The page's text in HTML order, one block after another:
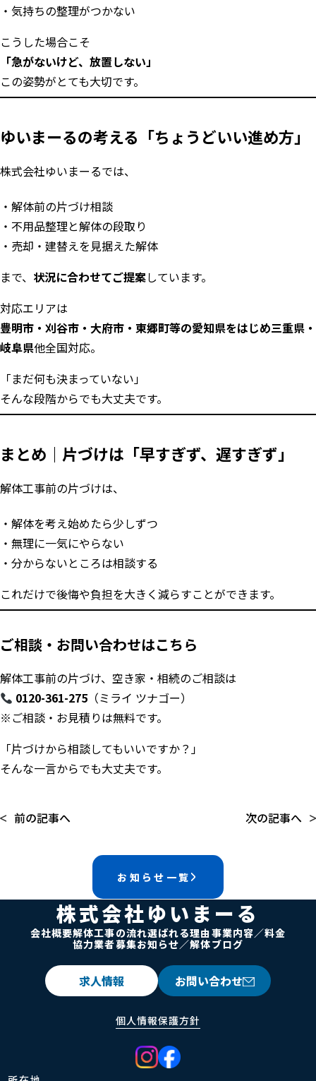
気持ちの整理がつかない
こうした場合こそ
「急がないけど、放置しない」
この姿勢がとても大切です。
ゆいまーるの考える「ちょうどいい進め方」
株式会社ゆいまーるでは、
解体前の片づけ相談
不用品整理と解体の段取り
売却・建替えを見据えた解体
まで、 状況に合わせてご提案しています。
対応エリアは
豊明市・刈谷市・大府市・東郷町等の愛知県をはじめ三重県・
岐阜県他全国対応。
「まだ何も決まっていない」
そんな段階からでも大丈夫です。
まとめ｜片づけは「早すぎず、遅すぎず」
解体工事前の片づけは、
解体を考え始めたら少しずつ
無理に一気にやらない
分からないところは相談する
これだけで後悔や負担を大きく減らすことができます。
ご相談・お問い合わせはこちら
解体工事前の片づけ、空き家・相続のご相談は
0120-361-275 （ミライ ツナゴー）
※ご相談・お見積りは無料です。
「片づけから相談してもいいですか？」
そんな一言からでも大丈夫です。
前の記事へ 次の記事へ
お知らせ一覧
株式会社ゆいまーる
会社概要解体工事の流れ選ばれる理由 事業内容／料金
協力業者募集お知らせ／解体ブログ
求人情報 お問い合わせ
個人情報保護方針